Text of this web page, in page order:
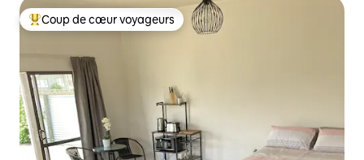
Coups de cœur voyageurs les plus appréciés
Coup de cœur voyageurs